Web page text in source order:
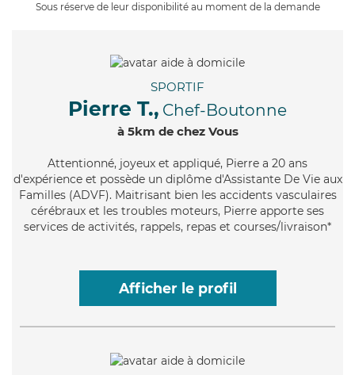
Sous réserve de leur disponibilité au moment de la demande
SPORTIF
Pierre T., Chef-Boutonne
à 5km de chez Vous
Attentionné, joyeux et appliqué, Pierre a 20 ans
d'expérience et possède un diplôme d'Assistante De Vie aux
Familles (ADVF). Maitrisant bien les accidents vasculaires
cérébraux et les troubles moteurs, Pierre apporte ses
services de activités, rappels, repas et courses/livraison*
Afficher le profil